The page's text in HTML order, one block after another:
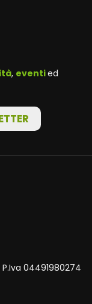
, eventied
04491980274